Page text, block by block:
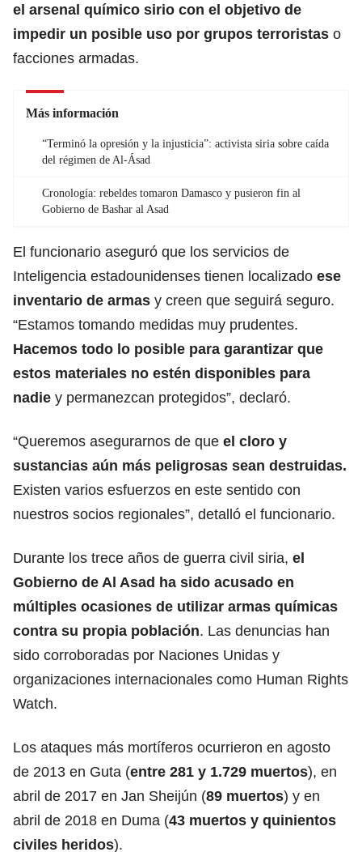
el arsenal químico sirio con el objetivo de
impedir un posible uso por grupos terroristas o
facciones armadas.
Más información
“Terminó la opresión y la injusticia”: activista siria sobre caída
del régimen de Al-Ásad
Cronología: rebeldes tomaron Damasco y pusieron fin al
Gobierno de Bashar al Asad
El funcionario aseguró que los servicios de
Inteligencia estadounidenses tienen localizado ese
inventario de armas y creen que seguirá seguro.
“Estamos tomando medidas muy prudentes.
Hacemos todo lo posible para garantizar que
estos materiales no estén disponibles para
nadie y permanezcan protegidos”, declaró.
“Queremos asegurarnos de que el cloro y
sustancias aún más peligrosas sean destruidas.
Existen varios esfuerzos en este sentido con
nuestros socios regionales”, detalló el funcionario.
Durante los trece años de guerra civil siria, el
Gobierno de Al Asad ha sido acusado en
múltiples ocasiones de utilizar armas químicas
contra su propia población. Las denuncias han
sido corroboradas por Naciones Unidas y
organizaciones internacionales como Human Rights
Watch.
Los ataques más mortíferos ocurrieron en agosto
de 2013 en Guta (entre 281 y 1.729 muertos), en
abril de 2017 en Jan Sheijún (89 muertos) y en
abril de 2018 en Duma (43 muertos y quinientos
civiles heridos).